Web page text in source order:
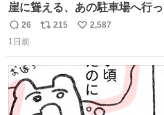
崖に聳える、あの駐車場へ行っ
返
信
26
リ
数
215
い
2,587
1日前